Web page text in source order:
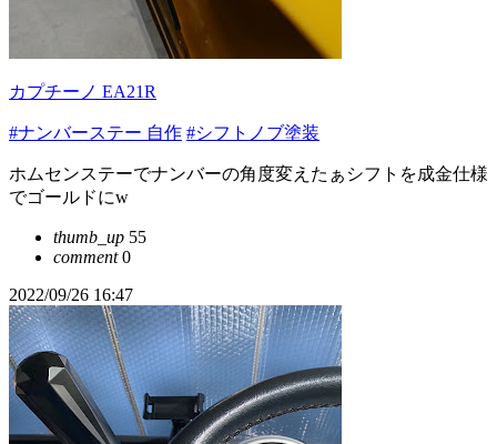
カプチーノ EA21R
#ナンバーステー 自作 #シフトノブ塗装
ホムセンステーでナンバーの角度変えたぁシフトを成金仕様
でゴールドにw
thumb_up 55
comment0
2022/09/26 16:47